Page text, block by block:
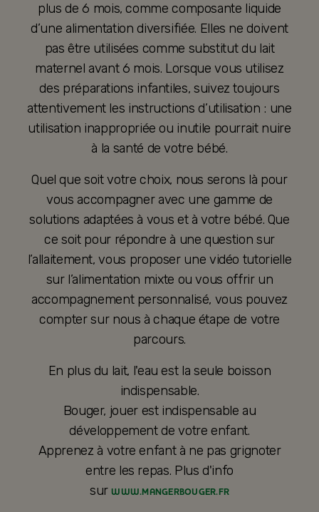
plus de 6 mois, comme composante liquide
d’une alimentation diversifiée. Elles ne doivent
pas être utilisées comme substitut du lait
maternel avant 6 mois. Lorsque vous utilisez
des préparations infantiles, suivez toujours
attentivement les instructions d’utilisation : une
utilisation inappropriée ou inutile pourrait nuire
à la santé de votre bébé.
Quel que soit votre choix, nous serons là pour
vous accompagner avec une gamme de
solutions adaptées à vous et à votre bébé. Que
ce soit pour répondre à une question sur
l’allaitement, vous proposer une vidéo tutorielle
sur l’alimentation mixte ou vous offrir un
accompagnement personnalisé, vous pouvez
compter sur nous à chaque étape de votre
parcours.
En plus du lait, l'eau est la seule boisson
indispensable.
Bouger, jouer est indispensable au
développement de votre enfant.
Apprenez à votre enfant à ne pas grignoter
entre les repas. Plus d'info
surWWW.MANGERBOUGER.FR